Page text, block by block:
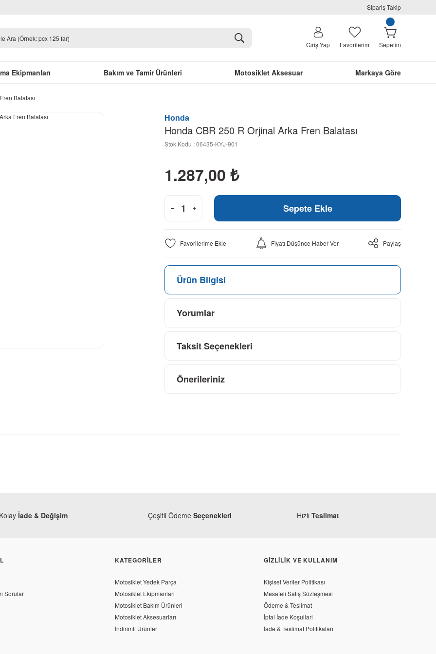
Sipariş Takip
Giriş Yap Favorilerim Sepetim
Ekipmanları Bakım ve Tamir Ürünleri Motosiklet Aksesuar Markaya Göre
Balatası
Honda
Honda CBR 250 R Orjinal Arka Fren Balatası
Stok Kodu : 06435-KYJ-901
1.287,00 ₺
Sepete Ekle
Fiyatı Düşünce Haber Ver Paylaş
Ürün Bilgisi
Yorumlar
Taksit Seçenekleri
Önerileriniz
250 R Orjinal Ön Fren Diski
Honda
Honda CBR 250 R Statör
7.727,02 TL
Kolay İade & Değişim Çeşitli Ödeme Seçenekleri Hızlı Teslimat
Sorular
KATEGORILER
Motosiklet Yedek Parça
Motosiklet Ekipmanları
Motosiklet Bakım Ürünleri
Motosiklet Aksesuarları
İndirimli Ürünler
GIZLILIK VE KULLANIM
Kişisel Veriler Politikası
Mesafeli Satış Sözleşmesi
Ödeme & Teslimat
İptal İade Koşullari
İade & Teslimat Politikaları